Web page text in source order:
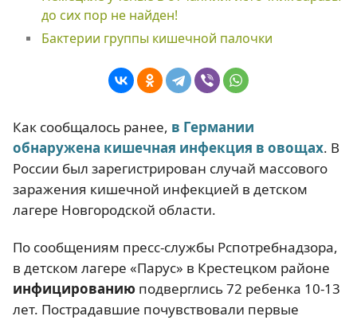
до сих пор не найден!
Бактерии группы кишечной палочки
Как сообщалось ранее, в Германии
обнаружена кишечная инфекция в овощах. В
России был зарегистрирован случай массового
заражения кишечной инфекцией в детском
лагере Новгородской области.
По сообщениям пресс-службы Рспотребнадзора,
в детском лагере «Парус» в Крестецком районе
инфицированию подверглись 72 ребенка 10-13
лет. Пострадавшие почувствовали первые